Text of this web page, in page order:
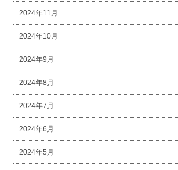
2024年11月
2024年10月
2024年9月
2024年8月
2024年7月
2024年6月
2024年5月